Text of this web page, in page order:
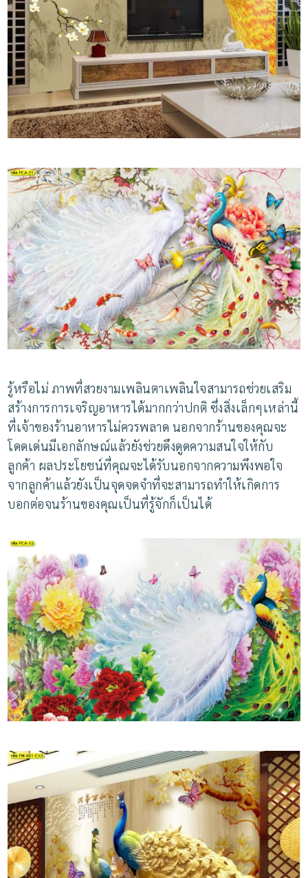
รู้หรือไม่ ภาพที่สวยงามเพลินตาเพลินใจสามารถช่วยเสริม
สร้างการการเจริญอาหารได้มากกว่าปกติ ซึ่งสิ่งเล็กๆเหล่านี้
ที่เจ้าของร้านอาหารไม่ควรพลาด นอกจากร้านของคุณจะ
โดดเด่นมีเอกลักษณ์แล้วยังช่วยดึงดูดความสนใจให้กับ
ลูกค้า ผลประโยชน์ที่คุณจะได้รับนอกจากความพึงพอใจ
จากลูกค้าแล้วยังเป็นจุดจดจำที่จะสามารถทำให้เกิดการ
บอกต่อจนร้านของคุณเป็นที่รู้จักก็เป็นได้